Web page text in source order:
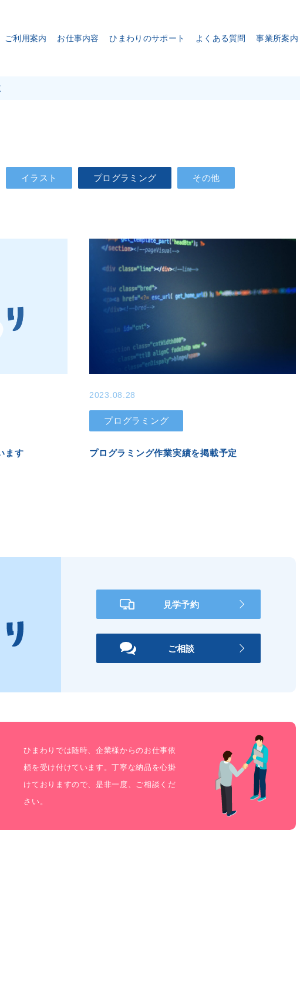
ご利用案内 お仕事内容 ひまわりのサポート よくある質問 事業所案内
イラスト プログラミング その他
ます
2023.08.28
プログラミング
プログラミング作業実績を掲載予定
見学予約
ご相談
ひまわりでは随時、企業様からのお仕事依
頼を受け付けています。丁寧な納品を心掛
けておりますので、是非一度、ご相談くだ
さい。